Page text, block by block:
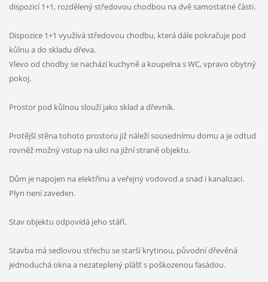
dispozicí 1+1, rozdělený středovou chodbou na dvě samostatné části.
Dispozice 1+1 využívá středovou chodbu, která dále pokračuje pod
kůlnu a do skladu dřeva.
Vlevo od chodby se nachází kuchyně a koupelna s WC, vpravo obytný
pokoj.
Prostor pod kůlnou slouží jako sklad a dřevník.
Protější stěna tohoto prostoru již náleží sousednímu domu a je odtud
rovněž možný vstup na ulici na jižní straně objektu.
Dům je napojen na elektřinu a veřejný vodovod a snad i kanalizaci.
Plyn není zaveden.
Stav objektu odpovídá jeho stáří.
Stavba má sedlovou střechu se starší krytinou, původní dřevěná
jednoduchá okna a nezateplený plášť s poškozenou fasádou.